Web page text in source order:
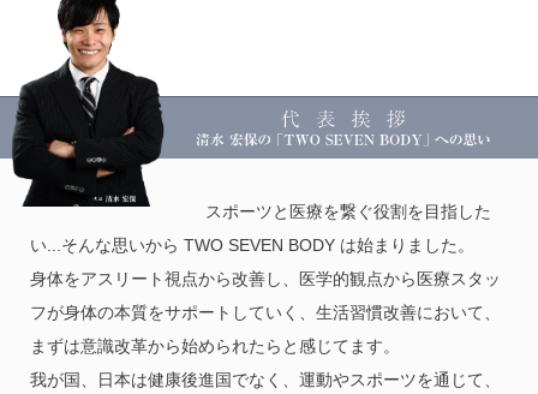
スポーツと医療を繋ぐ役割を目指した
い...そんな思いから TWO SEVEN BODY は始まりました。
身体をアスリート視点から改善し、医学的観点から医療スタッ
フが身体の本質をサポートしていく、生活習慣改善において、
まずは意識改革から始められたらと感じてます。
我が国、日本は健康後進国でなく、運動やスポーツを通じて、